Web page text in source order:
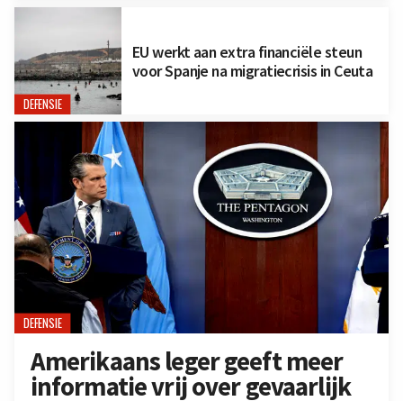
DEFENSIE
EU werkt aan extra financiële steun
voor Spanje na migratiecrisis in Ceuta
DEFENSIE
Amerikaans leger geeft meer
informatie vrij over gevaarlijk